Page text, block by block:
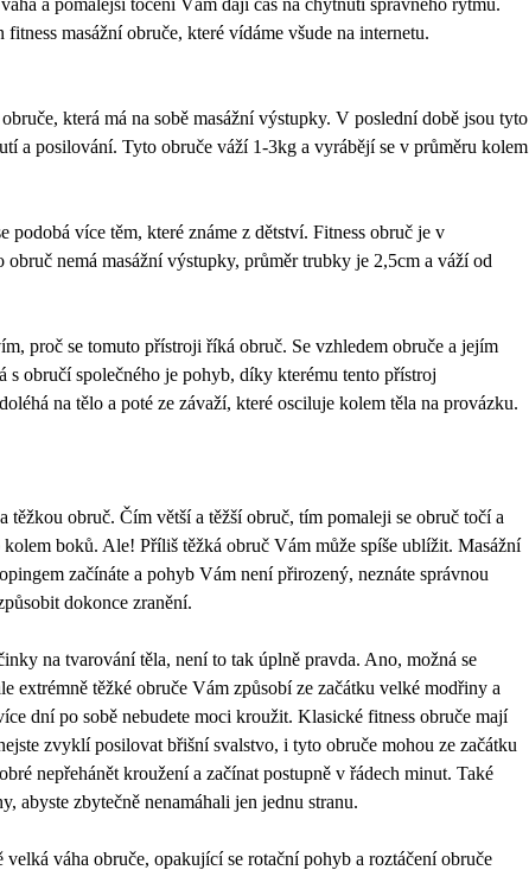
a pomalejší točení Vám dají čas na chytnutí správného rytmu.
masážní obruče, které vídáme všude na internetu.
která má na sobě masážní výstupky. V poslední době jsou tyto
a posilování. Tyto obruče váží 1-3kg a vyrábějí se v průměru kolem
podobá více těm, které známe z dětství. Fitness obruč je v
nemá masážní výstupky, průměr trubky je 2,5cm a váží od
proč se tomuto přístroji říká obruč. Se vzhledem obruče a jejím
s obručí společného je pohyb, díky kterému tento přístroj
na tělo a poté ze závaží, které osciluje kolem těla na provázku.
těžkou obruč. Čím větší a těžší obruč, tím pomaleji se obruč točí a
boků. Ale! Příliš těžká obruč Vám může spíše ublížit. Masážní
začínáte a pohyb Vám není přirozený, neznáte správnou
dokonce zranění.
na tvarování těla, není to tak úplně pravda. Ano, možná se
extrémně těžké obruče Vám způsobí ze začátku velké modřiny a
dní po sobě nebudete moci kroužit. Klasické fitness obruče mají
zvyklí posilovat břišní svalstvo, i tyto obruče mohou ze začátku
nepřehánět kroužení a začínat postupně v řádech minut. Také
abyste zbytečně nenamáhali jen jednu stranu.
váha obruče, opakující se rotační pohyb a roztáčení obruče